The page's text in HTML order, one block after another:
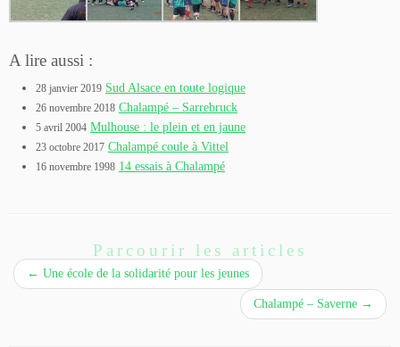
A lire aussi :
28 janvier 2019 Sud Alsace en toute logique
26 novembre 2018 Chalampé – Sarrebruck
5 avril 2004 Mulhouse : le plein et en jaune
23 octobre 2017 Chalampé coule à Vittel
16 novembre 1998 14 essais à Chalampé
Parcourir les articles
← Une école de la solidarité pour les jeunes
Chalampé – Saverne →